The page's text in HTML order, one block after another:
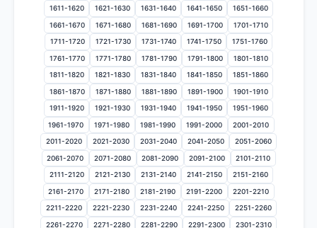
1611-1620 1621-1630 1631-1640 1641-1650 1651-1660
1661-1670 1671-1680 1681-1690 1691-1700 1701-1710
1711-1720 1721-1730 1731-1740 1741-1750 1751-1760
1761-1770 1771-1780 1781-1790 1791-1800 1801-1810
1811-1820 1821-1830 1831-1840 1841-1850 1851-1860
1861-1870 1871-1880 1881-1890 1891-1900 1901-1910
1911-1920 1921-1930 1931-1940 1941-1950 1951-1960
1961-1970 1971-1980 1981-1990 1991-2000 2001-2010
2011-2020 2021-2030 2031-2040 2041-2050 2051-2060
2061-2070 2071-2080 2081-2090 2091-2100 2101-2110
2111-2120 2121-2130 2131-2140 2141-2150 2151-2160
2161-2170 2171-2180 2181-2190 2191-2200 2201-2210
2211-2220 2221-2230 2231-2240 2241-2250 2251-2260
2261-2270 2271-2280 2281-2290 2291-2300 2301-2310